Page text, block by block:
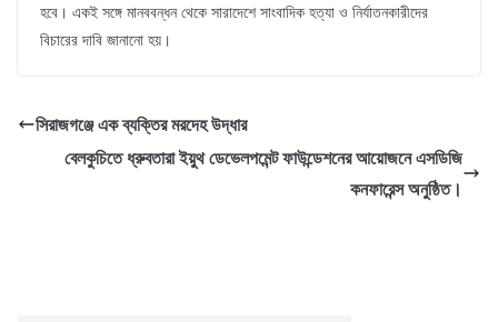
হবে। একই সঙ্গে মানববন্ধন থেকে সারাদেশে সাংবাদিক হত্যা ও নির্যাতনকারীদের
বিচারের দাবি জানানো হয়।
সিরাজগঞ্জে এক ব্যক্তির মরদেহ উদ্ধার
বেলকুচিতে ধ্রুবতারা ইয়ুথ ডেভেলপমেন্ট ফাউন্ডেশনের আয়োজনে এসডিজি
কনফারেন্স অনুষ্ঠিত।